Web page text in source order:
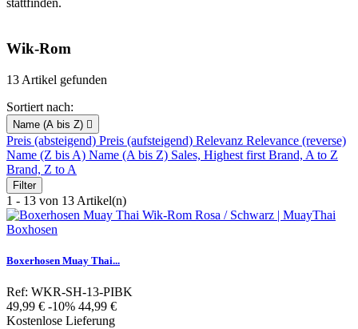
stattfinden.
Wik-Rom
13 Artikel gefunden
Sortiert nach:
Name (A bis Z) 
Preis (absteigend) Preis (aufsteigend) Relevanz Relevance (reverse)
Name (Z bis A) Name (A bis Z) Sales, Highest first Brand, A to Z
Brand, Z to A
Filter
1 - 13 von 13 Artikel(n)
Boxerhosen Muay Thai...
Ref: WKR-SH-13-PIBK
Verkaufspreis
49,99 € -10% Preis
44,99 €
Kostenlose Lieferung